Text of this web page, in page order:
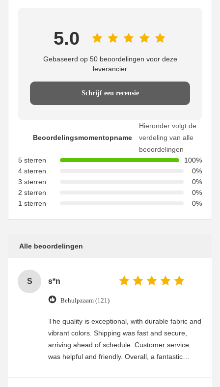
5.0
Gebaseerd op 50 beoordelingen voor deze
leverancier
Schrijf een recensie
Beoordelingsmomentopname
Hieronder volgt de
verdeling van alle
beoordelingen
5 sterren
100%
4 sterren
0%
3 sterren
0%
2 sterren
0%
1 sterren
0%
Alle beoordelingen
S s*n
Behulpzaam (121)
The quality is exceptional, with durable fabric and
vibrant colors. Shipping was fast and secure,
arriving ahead of schedule. Customer service
was helpful and friendly. Overall, a fantastic